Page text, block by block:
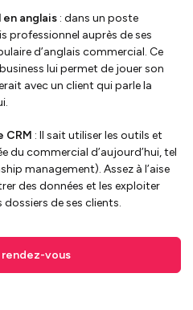
anglais : dans un poste
professionnel auprès de ses
d’anglais commercial. Ce
lui permet de jouer son
avec un client qui parle la
CRM : Il sait utiliser les outils et
du commercial d’aujourd’hui, tel
management). Assez à l’aise
des données et les exploiter
de ses clients.
rendez-vous